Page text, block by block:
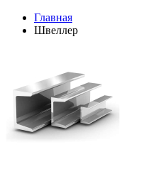
Главная
Швеллер